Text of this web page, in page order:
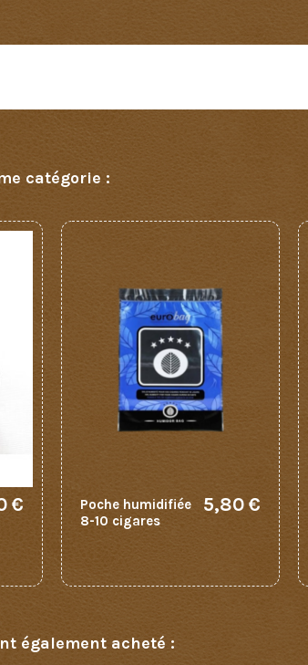
catégorie :
€
Poche humidifiée
8-10 cigares
5,80 €
également acheté :